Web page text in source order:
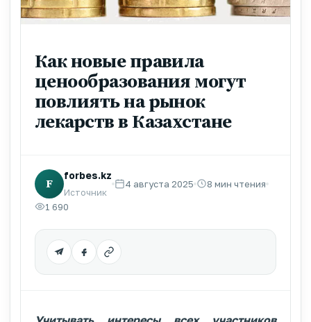
Как новые правила
ценообразования могут
повлиять на рынок
лекарств в Казахстане
F
forbes.kz
Источник
4 августа 2025 8 мин чтения
1 690